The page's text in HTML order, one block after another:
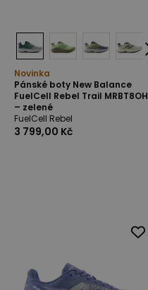
Novinka
Pánské boty New Balance
FuelCell Rebel Trail MRBT8OH
– zelené
FuelCell Rebel
3 799,00 Kč